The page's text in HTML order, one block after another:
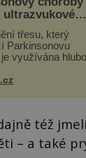
ultrazvukové
třesu, který
Parkinsonovu
využívána
invazivní
dostatečně
též
– a také